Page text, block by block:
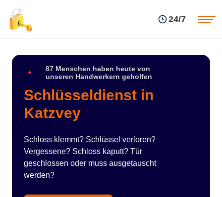
24/7
87 Menschen haben heute von
unseren Handwerkern geholfen
Schlüsseldienst in
Katzvey
Schloss klemmt? Schlüssel verloren?
Vergessene? Schloss kaputt? Tür
geschlossen oder muss ausgetauscht
werden?